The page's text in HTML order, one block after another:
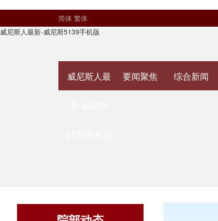
简体 繁体
威尼斯人最新-威尼斯5139手机版
威尼斯人最 要闻聚焦 综合新闻